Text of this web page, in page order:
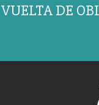
VUELTA DE